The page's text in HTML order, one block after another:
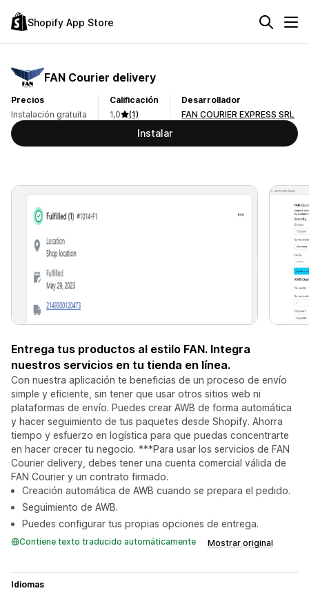
Shopify App Store
FAN Courier delivery
Precios
Instalación gratuita
Calificación
1,0
(1)
Desarrollador
FAN COURIER EXPRESS SRL
Instalar
Entrega tus productos al estilo FAN. Integra
nuestros servicios en tu tienda en línea.
Con nuestra aplicación te beneficias de un proceso de envío
simple y eficiente, sin tener que usar otros sitios web ni
plataformas de envío. Puedes crear AWB de forma automática
y hacer seguimiento de tus paquetes desde Shopify. Ahorra
tiempo y esfuerzo en logística para que puedas concentrarte
en hacer crecer tu negocio. ***Para usar los servicios de FAN
Courier delivery, debes tener una cuenta comercial válida de
FAN Courier y un contrato firmado.
Creación automática de AWB cuando se prepara el pedido.
Seguimiento de AWB.
Puedes configurar tus propias opciones de entrega.
Contiene texto traducido automáticamente Mostrar original
Idiomas